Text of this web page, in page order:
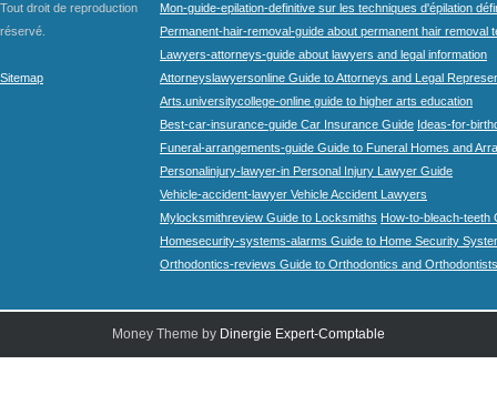
Tout droit de reproduction
réservé.
Sitemap
Mon-guide-epilation-definitive sur les techniques d'épilation
Permanent-hair-removal-guide about permanent hair removal
Lawyers-attorneys-guide about lawyers and legal information
Attorneyslawyersonline Guide to Attorneys and Legal
Arts.universitycollege-online guide to higher arts education
Best-car-insurance-guide Car Insurance Guide Ideas-for-
Funeral-arrangements-guide Guide to Funeral Homes and
Personalinjury-lawyer-in Personal Injury Lawyer Guide
Vehicle-accident-lawyer Vehicle Accident Lawyers
Mylocksmithreview Guide to Locksmiths How-to-bleach-teeth
Homesecurity-systems-alarms Guide to Home Security
Orthodontics-reviews Guide to Orthodontics and Orthodontists
Money Theme by Dinergie Expert-Comptable